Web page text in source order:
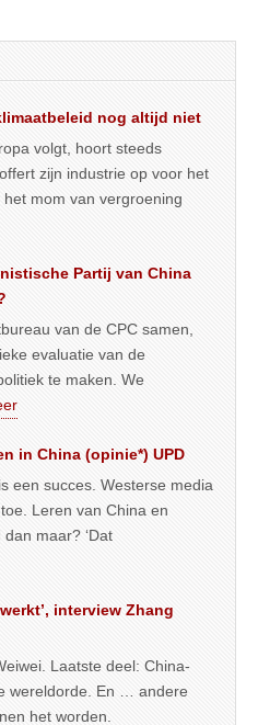
nog altijd niet
volgt, hoort steeds
zijn industrie op voor het
mom van vergroening
Partij van China
van de CPC samen,
evaluatie van de
te maken. We
in China (opinie*) UPD
een succes. Westerse media
Leren van China en
maar? ‘Dat
interview Zhang
Laatste deel: China-
wereldorde. En … andere
het worden.